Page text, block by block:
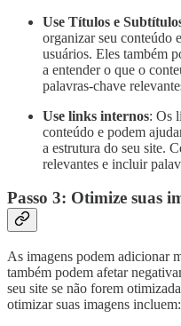
Use Títulos e
organizar seu conteúdo
usuários. Eles também
a entender o que o
palavras-chave
Use links internos: Os
conteúdo e podem
a estrutura do seu site.
relevantes e incluir
Passo 3: Otimize suas
As imagens podem adicionar
também podem afetar
seu site se não forem
otimizar suas imagens incluem: